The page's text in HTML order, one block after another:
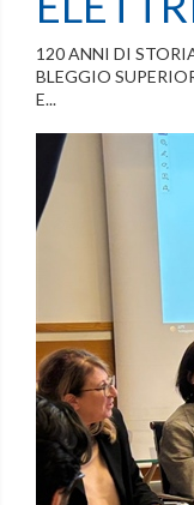
120 ANNI DI
BLEGGIO
E...